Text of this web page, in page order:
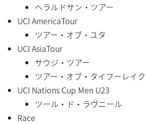
ヘラルドサン・ツアー
UCI AmericaTour
ツアー・オブ・ユタ
UCI AsiaTour
サウジ・ツアー
ツアー・オブ・タイフーレイク
UCI Nations Cup Men U23
ツール・ド・ラヴニール
Race